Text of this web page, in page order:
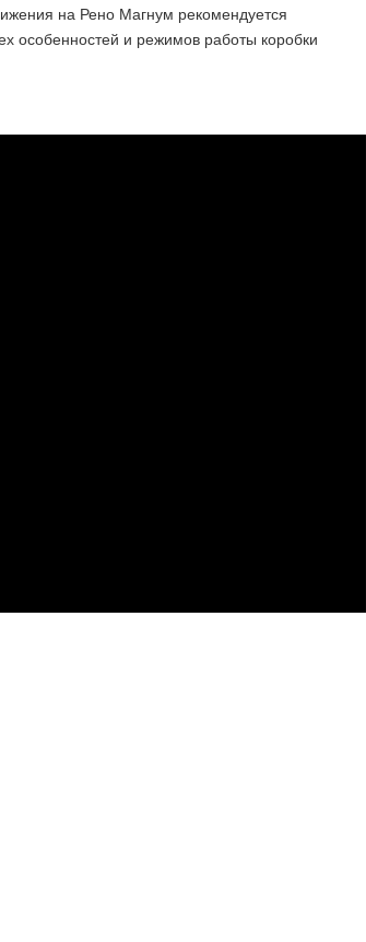
на Рено Магнум рекомендуется
особенностей и режимов работы коробки